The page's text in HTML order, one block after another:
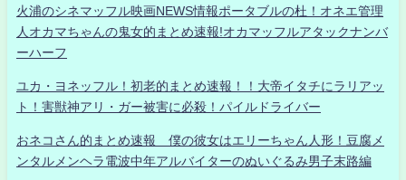
火浦のシネマッフル映画NEWS情報ポータブルの杜！オネエ管理
人オカマちゃんの鬼女的まとめ速報!オカマッフルアタックナンバ
ーハーフ
ユカ・ヨネッフル！初老的まとめ速報！！大帝イタチにラリアッ
ト！害獣神アリ・ガー被害に必殺！パイルドライバー
おネコさん的まとめ速報 僕の彼女はエリーちゃん人形！豆腐メ
ンタルメンヘラ電波中年アルバイターのぬいぐるみ男子末路編